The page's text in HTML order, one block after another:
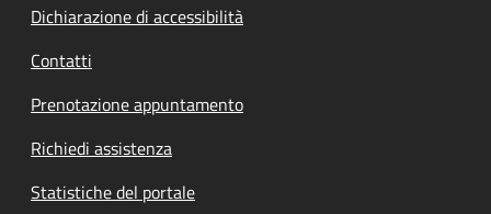
Dichiarazione di accessibilità
Contatti
Prenotazione appuntamento
Richiedi assistenza
Statistiche del portale